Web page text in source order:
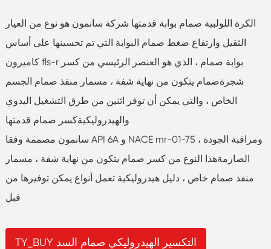
الكرة اللولبية صمام بوابة قدمتها شركة سانمون هو نوع من العيار
الثقيل وارتفاع ضغط صمام البوابة التي تم تحسينها على أساس
كاميرون fls-r بوابة صمام ، الذي هو العنصر الرئيسي من كسر
شجرةصمام يتكون من نهاية شفة ، مسمار منفذ صمام الجسم
الخاص ، والتي يمكن أن توفر اثنين من طرق التشغيل اليدوي
والهيدروليكيةكسر صمام قدمتها
سانمون مصممة وفقا API 6A و NACE mr-01-75 ، ومراقبة الجودة
الصارمةهذا النوع من كسر صمام يتكون من نهاية شفة ، مسمار
منفذ صمام خاص ، دليل هيدروليكية تعمل أنواع يمكن توفيرها من
قبل
TY_BUY التكسير الهيدروليكي صمام السد